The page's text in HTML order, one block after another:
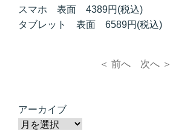
スマホ 表面 4389円(税込)
タブレット 表面 6589円(税込)
＜ 前へ 次へ ＞
アーカイブ